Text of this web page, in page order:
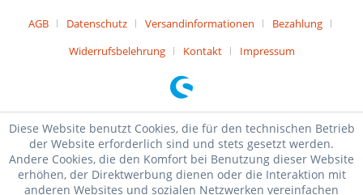
AGB Datenschutz Versandinformationen
Bezahlung
Widerrufsbelehrung
Kontakt Impressum
Diese Website benutzt Cookies, die für den technischen Betrieb
der Website erforderlich sind und stets gesetzt werden.
Andere Cookies, die den Komfort bei Benutzung dieser Website
erhöhen, der Direktwerbung dienen oder die Interaktion mit
anderen Websites und sozialen Netzwerken vereinfachen